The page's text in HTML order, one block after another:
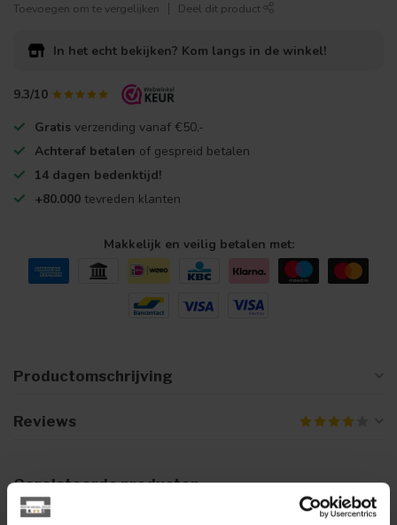
Toevoegen om te vergelijken Deel dit product
In het echt bekijken? Kom langs in de winkel!
9.3/10
Gratis verzending vanaf €50,-
Achteraf betalen of gespreid betalen
14 dagen bedenktijd!
+80.000 tevreden klanten
Makkelijk en veilig betalen met:
Productomschrijving
Reviews
Gerelateerde producten